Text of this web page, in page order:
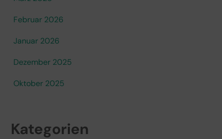
Februar 2026
Januar 2026
Dezember 2025
Oktober 2025
Kategorien